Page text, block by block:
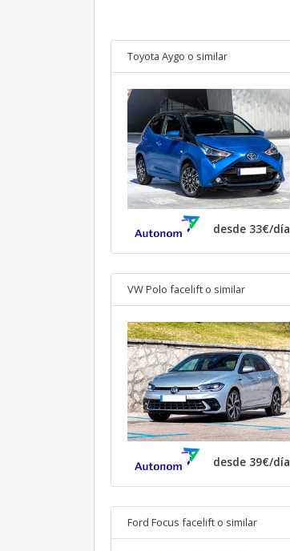
Toyota Aygo o similar
desde 33€/día
VW Polo facelift o similar
desde 39€/día
Ford Focus facelift o similar